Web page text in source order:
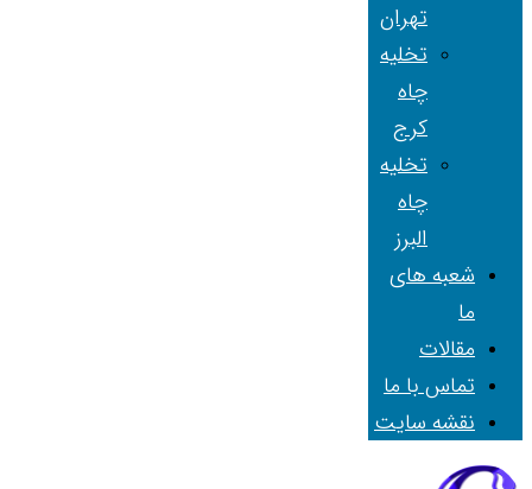
تهران
تخلیه
چاه
کرج
تخلیه
چاه
البرز
شعبه های
ما
مقالات
تماس با ما
نقشه سایت